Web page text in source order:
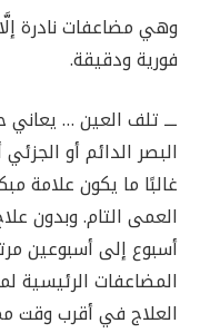
وهي مضاعفات نادرة
فورية ودقيقة.
البصر الدائم أو
غالبًا ما يكون علامة
العمى التام. وبدون
أسبوع إلى أسبوعين
المضاعفات الرئيسية
العلاج في أقرب وقت